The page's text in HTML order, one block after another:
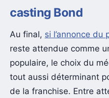
casting Bond
Au final, si l’annonce du
reste attendue comme
populaire, le choix du
tout aussi déterminant
de la franchise. Entre